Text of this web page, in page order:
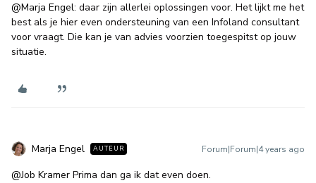
@Marja Engel: daar zijn allerlei oplossingen voor. Het lijkt me het
best als je hier even ondersteuning van een Infoland consultant
voor vraagt. Die kan je van advies voorzien toegespitst op jouw
situatie.
Marja Engel AUTEUR Forum|Forum|4 years ago
@Job Kramer Prima dan ga ik dat even doen.